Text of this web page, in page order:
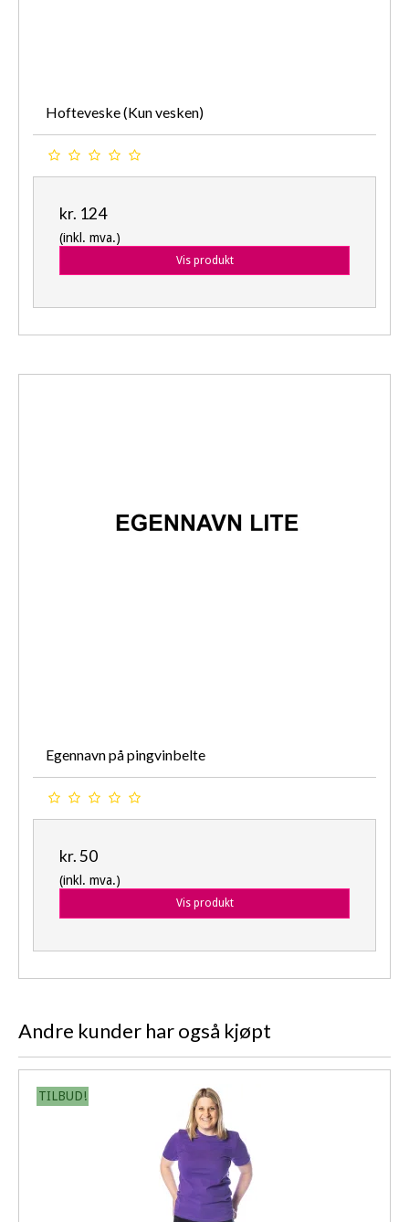
Hofteveske (Kun vesken)
kr. 124
(inkl. mva.)
Vis produkt
Egennavn på pingvinbelte
kr. 50
(inkl. mva.)
Vis produkt
Andre kunder har også kjøpt
TILBUD!